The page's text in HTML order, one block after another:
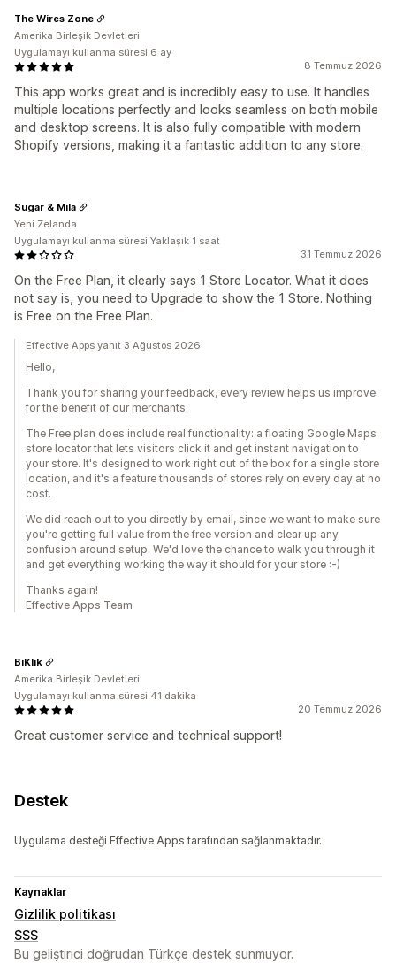
8 Temmuz 2026
This app works great and is incredibly easy to use. It handles
multiple locations perfectly and looks seamless on both mobile
and desktop screens. It is also fully compatible with modern
Shopify versions, making it a fantastic addition to any store.
The Wires Zone
Amerika Birleşik Devletleri
Uygulamayı kullanma süresi:6 ay
31 Temmuz 2026
On the Free Plan, it clearly says 1 Store Locator. What it does
not say is, you need to Upgrade to show the 1 Store. Nothing
is Free on the Free Plan.
Sugar & Mila
Yeni Zelanda
Uygulamayı kullanma süresi:Yaklaşık 1 saat
Effective Apps yanıt 3 Ağustos 2026
Hello,
Thank you for sharing your feedback, every review helps us improve
for the benefit of our merchants.
The Free plan does include real functionality: a floating Google Maps
store locator that lets visitors click it and get instant navigation to
your store. It's designed to work right out of the box for a single store
location, and it's a feature thousands of stores rely on every day at no
cost.
We did reach out to you directly by email, since we want to make sure
you're getting full value from the free version and clear up any
confusion around setup. We'd love the chance to walk you through it
and get everything working the way it should for your store :-)
Thanks again!
Effective Apps Team
20 Temmuz 2026
Great customer service and technical support!
BiKlik
Amerika Birleşik Devletleri
Uygulamayı kullanma süresi:41 dakika
Destek
Uygulama desteği Effective Apps tarafından sağlanmaktadır.
Kaynaklar
Gizlilik politikası
SSS
Bu geliştirici doğrudan Türkçe destek sunmuyor.